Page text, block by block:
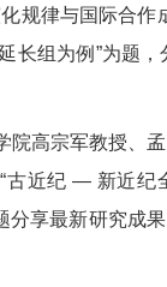
规律与国际合
组为例”为题
宗军教授、
近纪 — 新近纪
分享最新研究